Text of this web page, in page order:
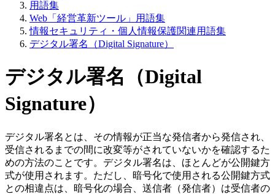
用語集
Web「経営革新ツール」用語集
情報セキュリティ・個人情報保護関連用語集
デジタル署名（Digital Signature）
デジタル署名（Digital
Signature）
デジタル署名とは、その情報が正当な発信者から発信され、
受信されるまでの間に改変等がされていないかを確認するた
めの方法のことです。デジタル署名は、ほとんどが公開鍵方
式が使用されます。ただし、暗号化で使用される公開鍵方式
との相違点は、暗号化の場合、送信者（発信者）は受信者の